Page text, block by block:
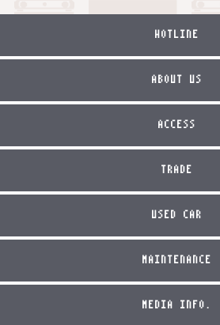
HOTLINE
ABOUT US
ACCESS
TRADE
USED CAR
MAINTENANCE
MEDIA INFO.